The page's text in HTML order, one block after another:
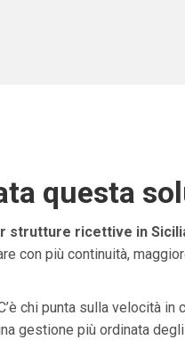
questa
strutture ricettive in
con più continuità,
chi punta sulla velocità in
gestione più ordinata